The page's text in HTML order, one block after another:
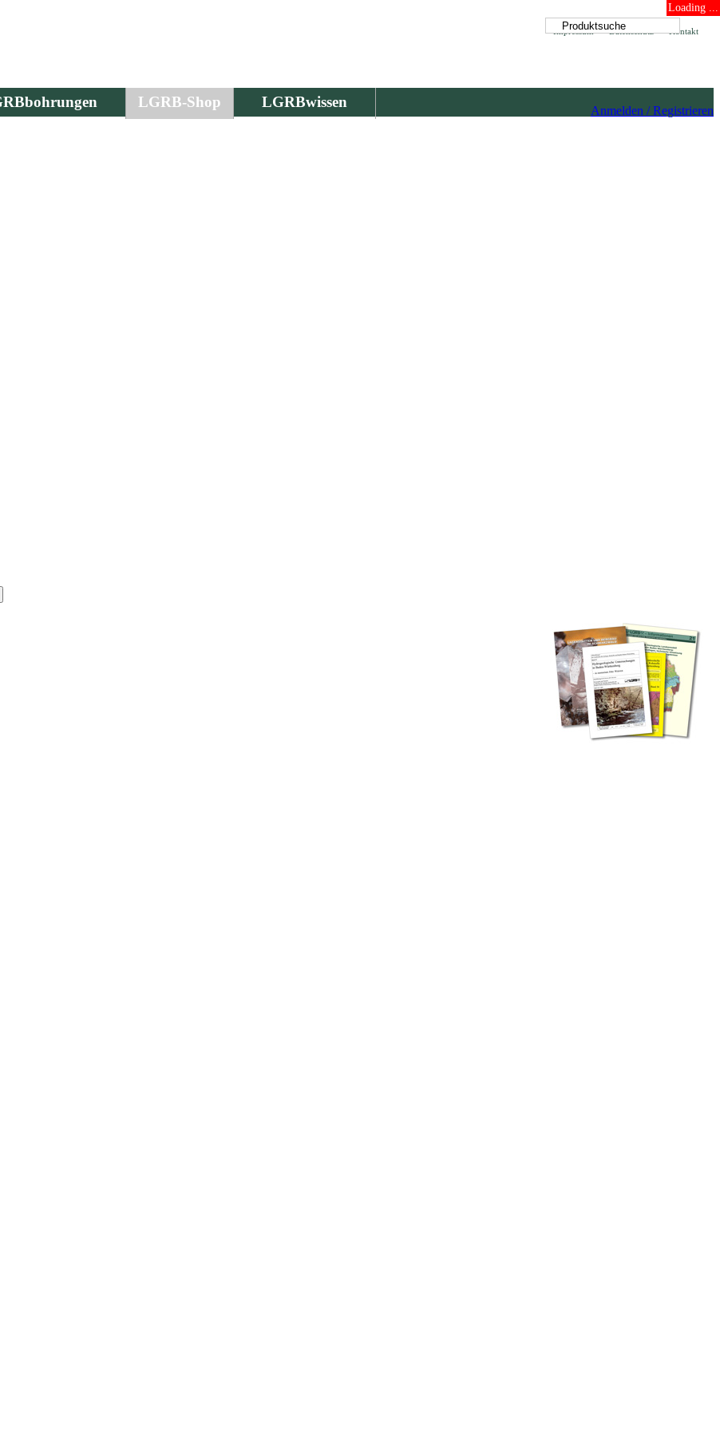
Loading ...
Kontakt
Datenschutz
Impressum
LGRB-Shop LGRBwissen
Anmelden / Registrieren